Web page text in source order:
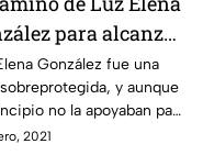
para alcanzar
no ha sido
pero nada la ha
| En Sus
González fue una
y aunque
no la apoyaban para
su sueño de ser
2021